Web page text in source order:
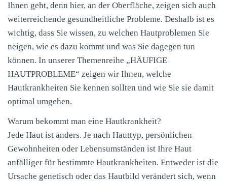
Ihnen geht, denn hier, an der Oberfläche, zeigen sich auch
weiterreichende gesundheitliche Probleme. Deshalb ist es
wichtig, dass Sie wissen, zu welchen Hautproblemen Sie
neigen, wie es dazu kommt und was Sie dagegen tun
können. In unserer Themenreihe „HÄUFIGE
HAUTPROBLEME“ zeigen wir Ihnen, welche
Hautkrankheiten Sie kennen sollten und wie Sie sie damit
optimal umgehen.
Warum bekommt man eine Hautkrankheit?
Jede Haut ist anders. Je nach Hauttyp, persönlichen
Gewohnheiten oder Lebensumständen ist Ihre Haut
anfälliger für bestimmte Hautkrankheiten. Entweder ist die
Ursache genetisch oder das Hautbild verändert sich, wenn